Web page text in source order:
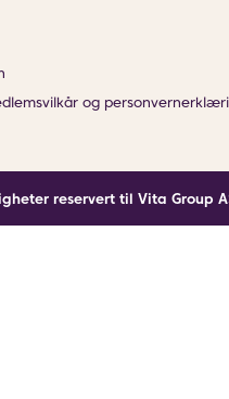
og
reservert til Vita Group